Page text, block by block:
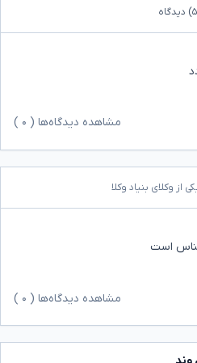
دیدگاه
مشاهده دیدگاه‌ها ( ۰
از وکلای بنیاد وکلا
است
مشاهده دیدگاه‌ها ( ۰